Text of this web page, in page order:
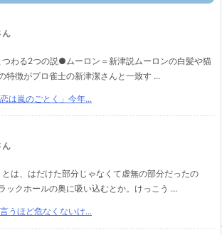
ん
わる2つの説●ムーロン＝新津説ムーロンの白髪や猫
特徴がプロ雀士の新津潔さんと一致す ...
は嵐のごとく」今年...
ん
とは、はだけた部分じゃなくて虚無の部分だったの
ックホールの奥に吸い込むとか。けっこう ...
うほど危なくないけ...